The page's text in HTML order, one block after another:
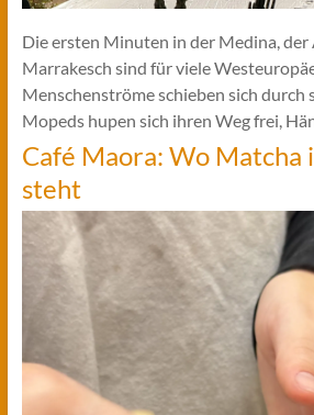
Die ersten Minuten in der Medina,
Marrakesch sind für viele
Menschenströme schieben sich durch
Mopeds hupen sich ihren Weg frei,
Café Maora: Wo Matcha
steht